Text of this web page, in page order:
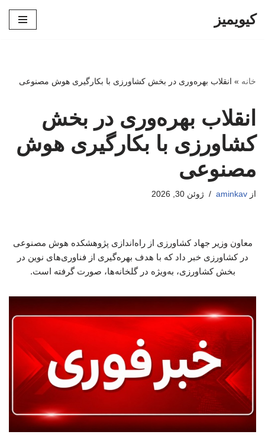
کیویمیز
خانه » انقلاب بهره‌وری در بخش کشاورزی با بکارگیری هوش مصنوعی
انقلاب بهره‌وری در بخش
کشاورزی با بکارگیری هوش
مصنوعی
از aminkav ژوئن 30, 2026
معاون وزیر جهاد کشاورزی از راه‌اندازی پژوهشکده هوش مصنوعی
در کشاورزی خبر داد که با هدف بهره‌گیری از فناوری‌های نوین در
بخش کشاورزی، به‌ویژه در گلخانه‌ها، صورت گرفته است.